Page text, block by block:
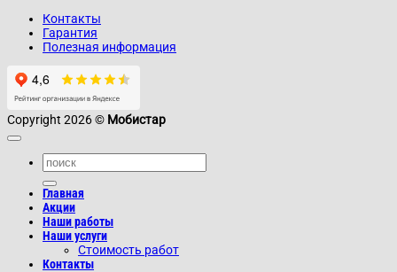
Контакты
Гарантия
Полезная информация
Copyright 2026 © Мобистар
Главная
Акции
Наши работы
Наши услуги
Стоимость работ
Контакты